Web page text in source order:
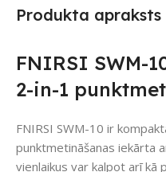
Produkta apraksts
FNIRSI SWM-
2-in-1
FNIRSI SWM-10 ir
punktmetināšanas iekārta
vienlaikus var kalpot arī kā